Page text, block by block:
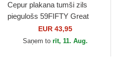
Cepur plakana tumši zils
piegulošs 59FIFTY Great
Britain 2026 World Baseball
Classic no World...
EUR 43,95
Saņem to rīt, 11. Aug.